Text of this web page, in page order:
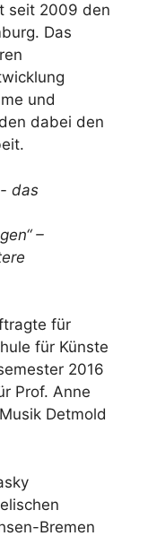
seit 2009 den
Das
und
dabei den
das
–
für
für Künste
2016
Prof. Anne
Detmold
Bremen